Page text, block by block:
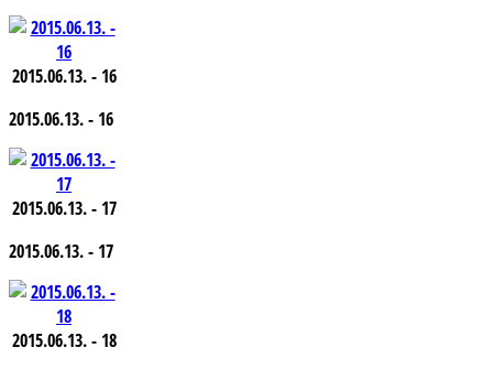
2015.06.13. - 16
2015.06.13. - 16
2015.06.13. - 17
2015.06.13. - 17
2015.06.13. - 18